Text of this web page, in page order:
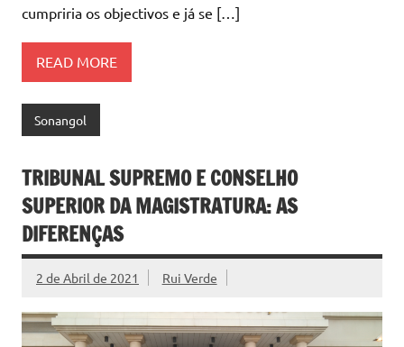
cumpriria os objectivos e já se […]
READ MORE
Sonangol
TRIBUNAL SUPREMO E CONSELHO
SUPERIOR DA MAGISTRATURA: AS
DIFERENÇAS
2 de Abril de 2021 Rui Verde